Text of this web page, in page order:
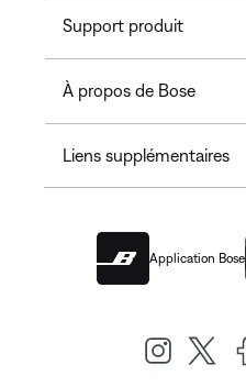
Support produit
À propos de Bose
Liens supplémentaires
Application Bose